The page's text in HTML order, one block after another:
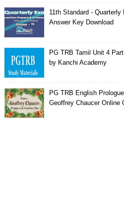
11th Standard -
Answer Key Download
PG TRB Tamil Unit 4
by Kanchi Academy
PG TRB English
Geoffrey Chaucer Online